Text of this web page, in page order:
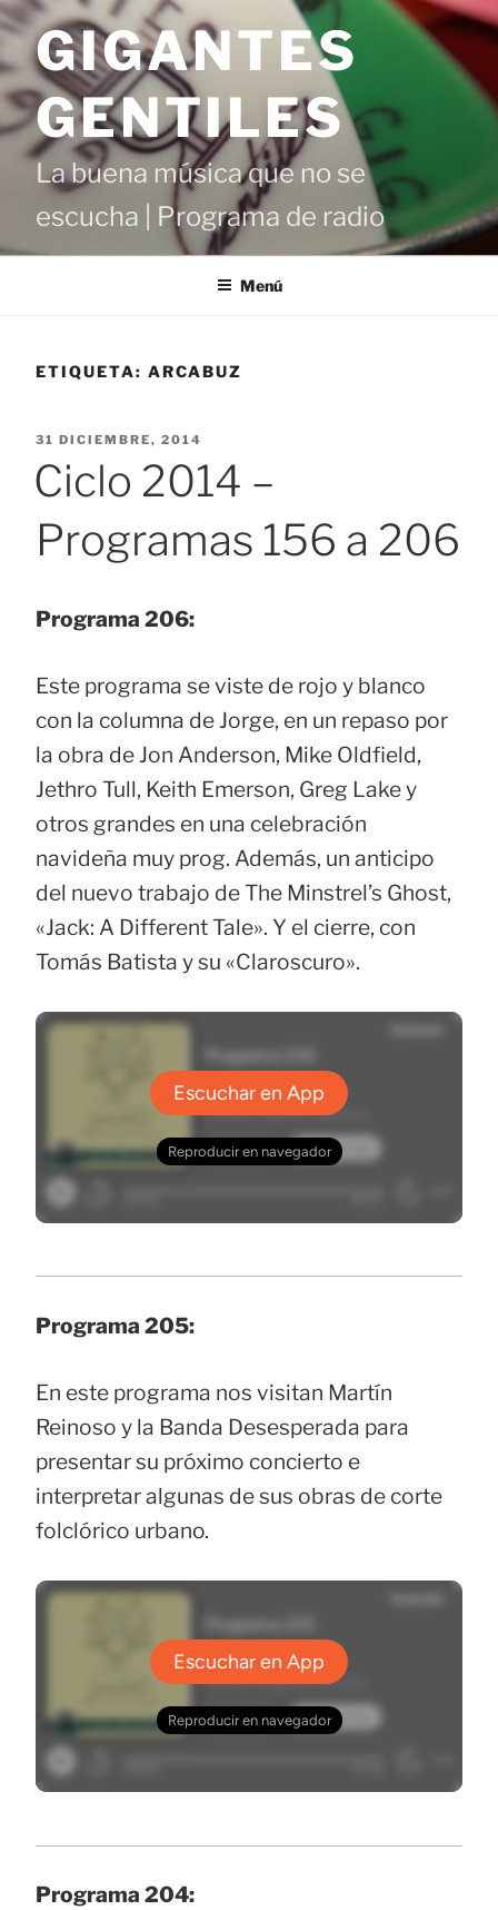
Saltar
contenido
GIGANTES
GENTILES
La buena música que no se
escucha | Programa de radio
Menú
ETIQUETA: ARCABUZ
PUBLICADO
31 DICIEMBRE, 2014
Ciclo 2014 –
Programas 156 a 206
Programa 206:
Este programa se viste de rojo y blanco
con la columna de Jorge, en un repaso por
la obra de Jon Anderson, Mike Oldfield,
Jethro Tull, Keith Emerson, Greg Lake y
otros grandes en una celebración
navideña muy prog. Además, un anticipo
del nuevo trabajo de The Minstrel’s Ghost,
«Jack: A Different Tale». Y el cierre, con
Tomás Batista y su «Claroscuro».
Programa 205:
En este programa nos visitan Martín
Reinoso y la Banda Desesperada para
presentar su próximo concierto e
interpretar algunas de sus obras de corte
folclórico urbano.
Programa 204: